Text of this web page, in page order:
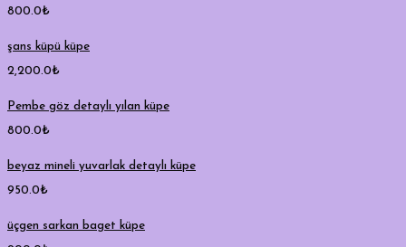
800.0₺
şans küpü küpe
2,200.0₺
Pembe göz detaylı yılan küpe
800.0₺
beyaz mineli yuvarlak detaylı küpe
950.0₺
üçgen sarkan baget küpe